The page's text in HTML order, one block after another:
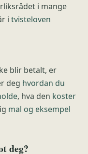
i mange
itvisteloven
blir betalt, er
deg hvordan du
, hva den koster
mal og eksempel
deg?